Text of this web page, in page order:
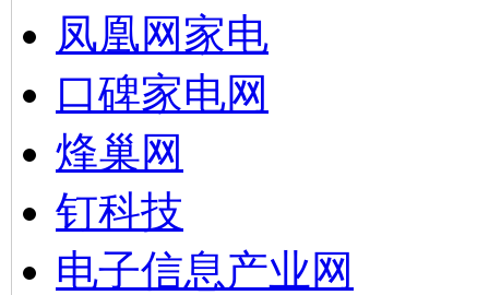
凤凰网家电
口碑家电网
烽巢网
钉科技
电子信息产业网